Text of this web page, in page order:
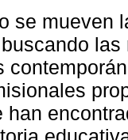
se mueven
han